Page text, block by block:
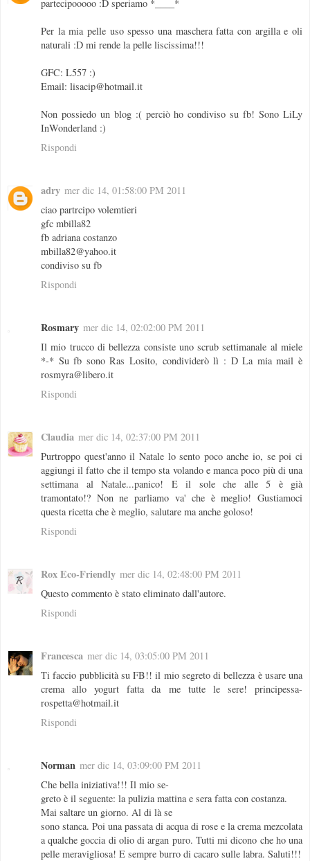
partecipooooo :D speriamo *____*
Per la mia pelle uso spesso una maschera fatta con argilla e oli
naturali :D mi rende la pelle liscissima!!!
GFC: L557 :)
Email: lisacip@hotmail.it
Non possiedo un blog :( perciò ho condiviso su fb! Sono LiLy
InWonderland :)
Rispondi
adry mer dic 14, 01:58:00 PM 2011
ciao partrcipo volemtieri
gfc mbilla82
fb adriana costanzo
mbilla82@yahoo.it
condiviso su fb
Rispondi
Rosmary mer dic 14, 02:02:00 PM 2011
Il mio trucco di bellezza consiste uno scrub settimanale al miele
*-* Su fb sono Ras Losito, condividerò lì : D La mia mail è
rosmyra@libero.it
Rispondi
Claudia mer dic 14, 02:37:00 PM 2011
Purtroppo quest'anno il Natale lo sento poco anche io, se poi ci
aggiungi il fatto che il tempo sta volando e manca poco più di una
settimana al Natale...panico! E il sole che alle 5 è già
tramontato!? Non ne parliamo va' che è meglio! Gustiamoci
questa ricetta che è meglio, salutare ma anche goloso!
Rispondi
Rox Eco-Friendly mer dic 14, 02:48:00 PM 2011
Questo commento è stato eliminato dall'autore.
Rispondi
Francesca mer dic 14, 03:05:00 PM 2011
Ti faccio pubblicità su FB!! il mio segreto di bellezza è usare una
crema allo yogurt fatta da me tutte le sere! principessa-
rospetta@hotmail.it
Rispondi
Norman mer dic 14, 03:09:00 PM 2011
Che bella iniziativa!!! Il mio se-
greto è il seguente: la pulizia mattina e sera fatta con costanza.
Mai saltare un giorno. Al di là se
sono stanca. Poi una passata di acqua di rose e la crema mezcolata
a qualche goccia di olio di argan puro. Tutti mi dicono che ho una
pelle meravigliosa! E sempre burro di cacaro sulle labra. Saluti!!!